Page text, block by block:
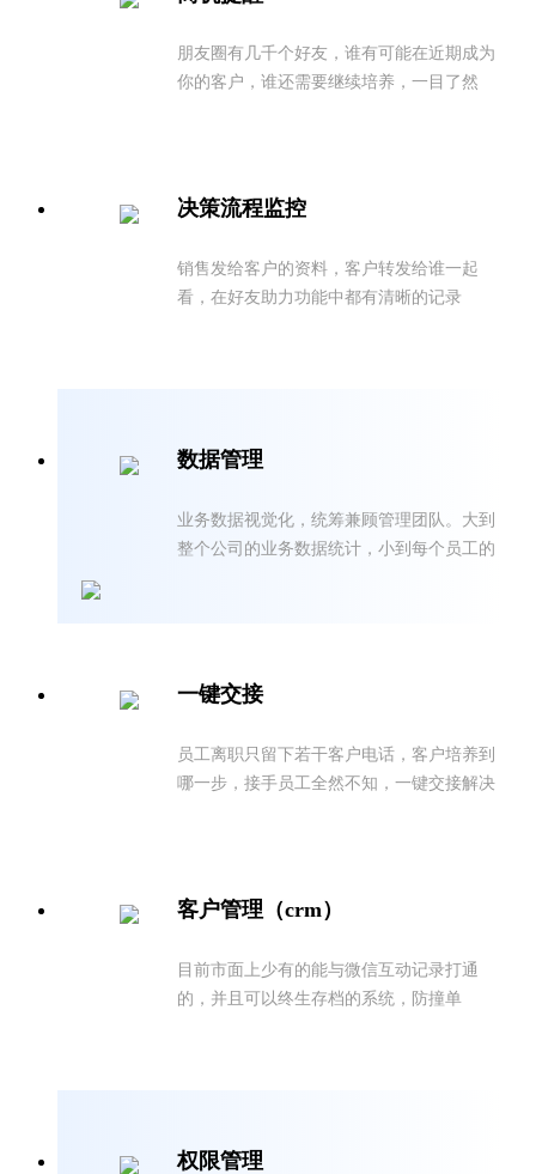
朋友圈有几千个好友，谁有可能在近期成为
你的客户，谁还需要继续培养，一目了然
决策流程监控
销售发给客户的资料，客户转发给谁一起
看，在好友助力功能中都有清晰的记录
数据管理
业务数据视觉化，统筹兼顾管理团队。大到
整个公司的业务数据统计，小到每个员工的
一键交接
员工离职只留下若干客户电话，客户培养到
哪一步，接手员工全然不知，一键交接解决
客户管理（crm）
目前市面上少有的能与微信互动记录打通
的，并且可以终生存档的系统，防撞单
权限管理